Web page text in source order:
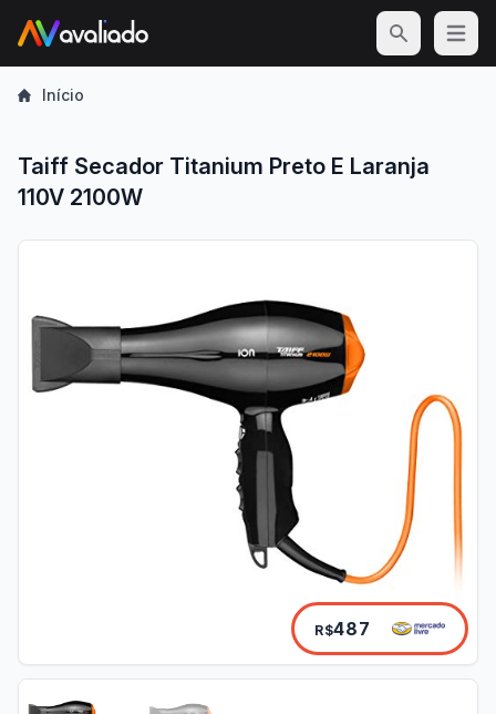
Open
Início
Taiff Secador Titanium Preto E Laranja
110V 2100W
R$487